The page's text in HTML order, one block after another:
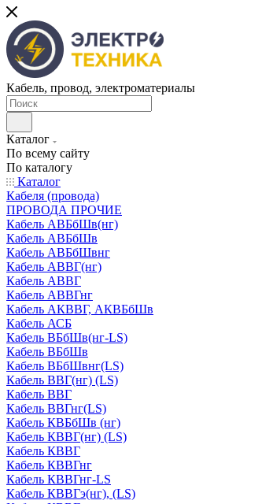
Кабель, провод, электроматериалы
Каталог
По всему сайту
По каталогу
Каталог
Кабеля (провода)
ПРОВОДА ПРОЧИЕ
Кабель АВБбШв(нг)
Кабель АВБбШв
Кабель АВБбШвнг
Кабель АВВГ(нг)
Кабель АВВГ
Кабель АВВГнг
Кабель АКВВГ, АКВБбШв
Кабель АСБ
Кабель ВБбШв(нг-LS)
Кабель ВБбШв
Кабель ВБбШвнг(LS)
Кабель ВВГ(нг) (LS)
Кабель ВВГ
Кабель ВВГнг(LS)
Кабель КВБбШв (нг)
Кабель КВВГ(нг) (LS)
Кабель КВВГ
Кабель КВВГнг
Кабель КВВГнг-LS
Кабель КВВГэ(нг), (LS)